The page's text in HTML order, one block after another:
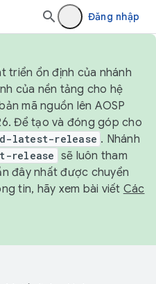
Đăng nhập
triển ổn định của nhánh
của nền tảng cho hệ
mã nguồn lên AOSP
Để tạo và đóng góp cho
latest-release . Nhánh
release sẽ luôn tham
đây nhất được chuyển
tin, hãy xem bài viết Các